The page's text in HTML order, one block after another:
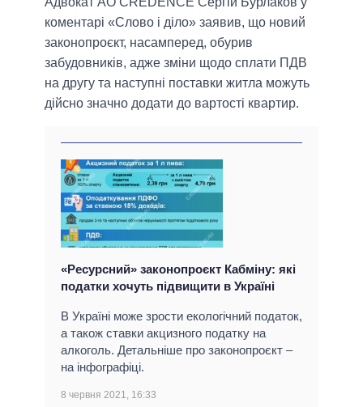
коментарі «Слово і діло» заявив, що новий
законопроєкт, насамперед, обурив
забудовників, адже зміни щодо сплати ПДВ
на другу та наступні поставки житла можуть
дійсно значно додати до вартості квартир.
«Ресурсний» законопроєкт Кабміну: які
податки хочуть підвищити в Україні
В Україні може зрости екологічний податок,
а також ставки акцизного податку на
алкоголь. Детальніше про законопроєкт –
на інфографіці.
8 червня 2021, 16:33